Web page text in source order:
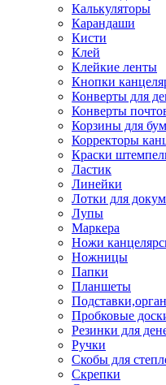
Калькуляторы
Карандаши
Кисти
Клей
Клейкие ленты
Кнопки
Конверты для
Конверты
Корзины для
Корректоры
Краски
Ластик
Линейки
Лотки для
Лупы
Маркера
Ножи
Ножницы
Папки
Планшеты
Пробковые
Резинки для
Ручки
Скобы для
Скрепки